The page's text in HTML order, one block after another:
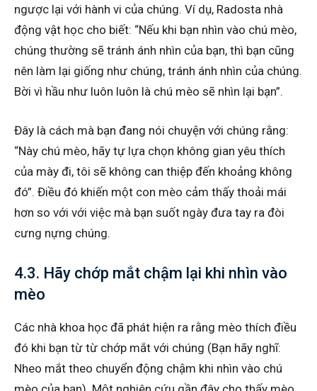
ngược lại với hành vi của chúng. Ví dụ, Radosta nhà
động vật học cho biết: “Nếu khi bạn nhìn vào chú mèo,
chúng thường sẽ tránh ánh nhìn của bạn, thì bạn cũng
nên làm lại giống như chúng, tránh ánh nhìn của chúng.
Bời vì hầu như luôn luôn là chú mèo sẽ nhìn lại bạn”.
Đây là cách mà bạn đang nói chuyện với chúng rằng:
“Này chú mèo, hãy tự lựa chọn không gian yêu thích
của mày đi, tôi sẽ không can thiệp đến khoảng không
đó”. Điều đó khiến một con mèo cảm thấy thoải mái
hơn so với với việc mà bạn suốt ngày đưa tay ra đòi
cưng nựng chúng.
4.3. Hãy chớp mắt chậm lại khi nhìn vào
mèo
Các nhà khoa học đã phát hiện ra rằng mèo thích điều
đó khi bạn từ từ chớp mắt với chúng (Bạn hãy nghĩ:
Nheo mắt theo chuyển động chậm khi nhìn vào chú